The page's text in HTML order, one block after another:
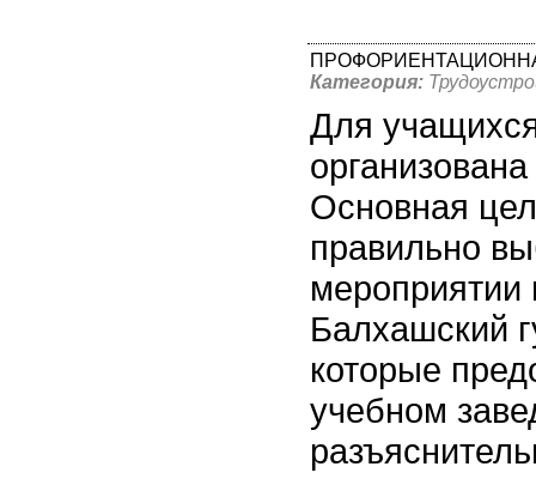
Категория:
Для
Основная
правильно
мероприятии
Балхашский
которые
учебном